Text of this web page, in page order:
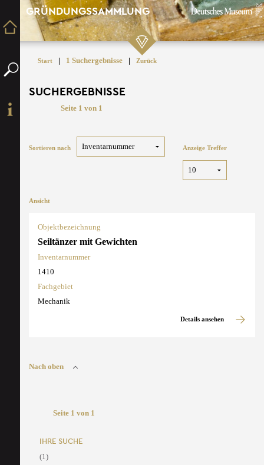
GRÜNDUNGSSAMMLUNG
Start | 1 Suchergebnisse | Zurück
SUCHERGEBNISSE
Seite 1 von 1
Sortieren nach Anzeige Treffer
Ansicht
Objektbezeichnung
Seiltänzer mit Gewichten
Inventarnummer
1410
Fachgebiet
Mechanik
Details ansehen
Nach oben
Seite 1 von 1
IHRE SUCHE
(1)